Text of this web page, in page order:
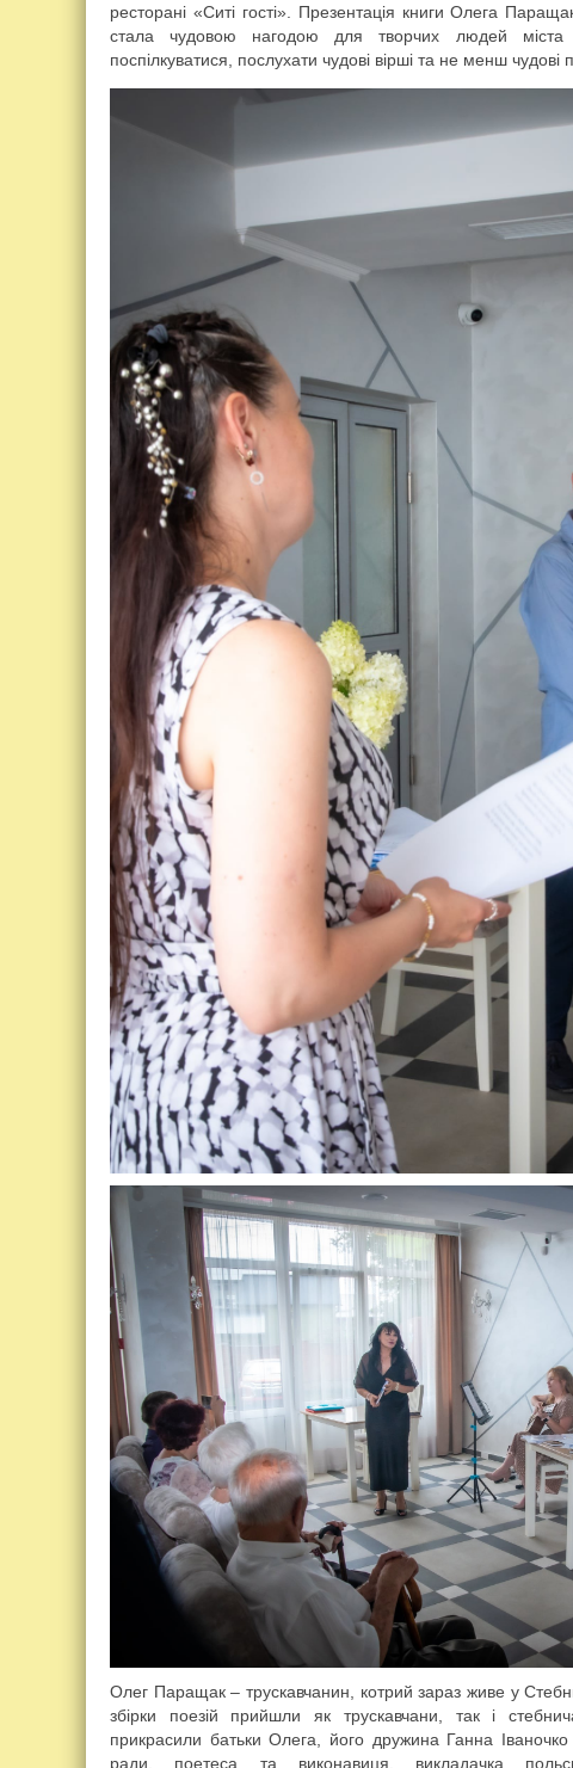
ресторані «Ситі гості». Презентація книги Олега
стала чудовою нагодою для творчих людей міста
поспілкуватися, послухати чудові вірші та не менш чудові
Олег Паращак – трускавчанин, котрий зараз живе у
збірки поезій прийшли як трускавчани, так і
прикрасили батьки Олега, його дружина Ганна Іваночко
ради, поетеса та виконавиця, викладачка